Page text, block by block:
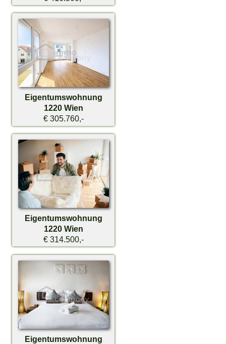
Eigentumswohnung
1220 Wien
€ 305.760,-
Eigentumswohnung
1220 Wien
€ 314.500,-
Eigentumswohnung